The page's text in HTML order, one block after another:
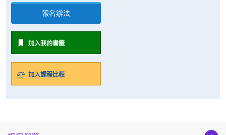
報名辦法
加入我的書籤
加入課程比較